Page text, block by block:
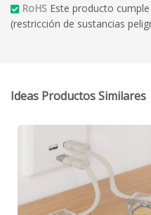
RoHS Este producto
(restricción de sustancias
Ideas Productos Similares